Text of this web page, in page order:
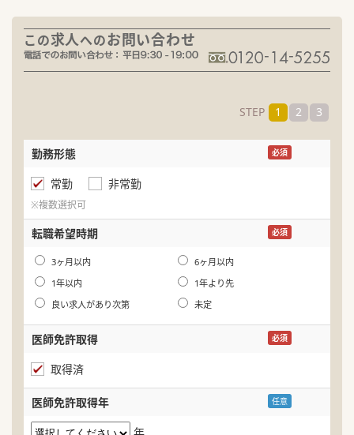
この求人へのお問い合わせ
STEP 1 2 3
勤務形態 必須
常勤 非常勤
※複数選択可
転職希望時期 必須
3ヶ月以内
6ヶ月以内
1年以内
1年より先
良い求人があり次第
未定
医師免許取得 必須
取得済
医師免許取得年 任意